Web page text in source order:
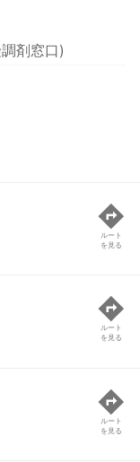
剤窓口)
ルート
を見る
ルート
を見る
ルート
を見る